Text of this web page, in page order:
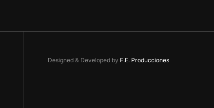
Designed & Developed by F.E. Producciones